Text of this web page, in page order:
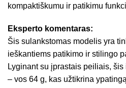
kompaktiškumu ir patikimu
Eksperto komentaras:
Šis sulankstomas modelis yra
ieškantiems patikimo ir stilingo
Lyginant su įprastais peiliais,
– vos 64 g, kas užtikrina